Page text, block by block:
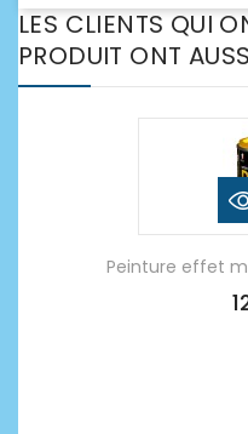
LES CLIENTS QUI
PRODUIT ONT
Peinture effet